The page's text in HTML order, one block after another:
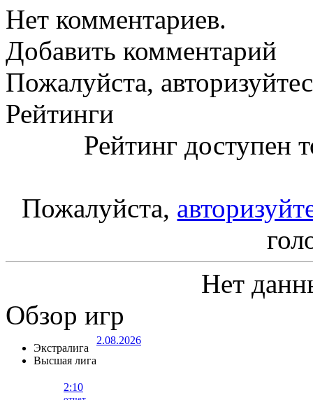
Нет комментариев.
Добавить комментарий
Пожалуйста,
Рейтинги
Рейтинг доступен
Пожалуйста,
Нет
Обзор игр
Экстралига
Высшая лига
2.08.2026
2:10